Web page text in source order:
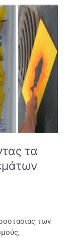
τα
των